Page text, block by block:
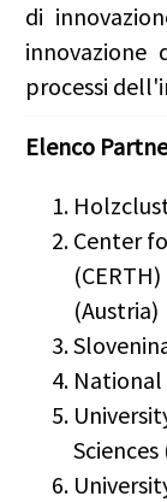
di
innovazione
processi
Elenco
Center
(Austria)
National